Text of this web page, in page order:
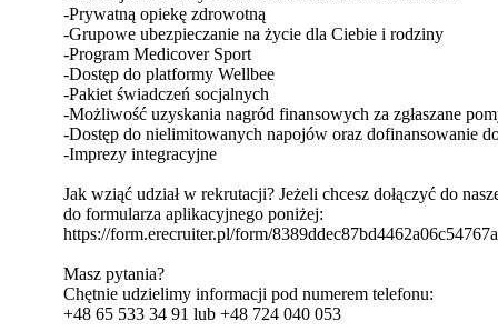
-Prywatną opiekę zdrowotną
-Grupowe ubezpieczanie na życie dla Ciebie i rodziny
-Program Medicover Sport
-Dostęp do platformy Wellbee
-Pakiet świadczeń socjalnych
-Możliwość uzyskania nagród finansowych za zgłaszane
-Dostęp do nielimitowanych napojów oraz dofinansowanie
-Imprezy integracyjne
Jak wziąć udział w rekrutacji? Jeżeli chcesz dołączyć do
do formularza aplikacyjnego poniżej:
https://form.erecruiter.pl/form/
Masz pytania?
Chętnie udzielimy informacji pod numerem telefonu:
+48 65 533 34 91​ lub +48 724 040 053